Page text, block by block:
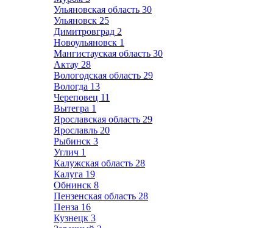
Ульяновская область 30
Ульяновск 25
Димитровград 2
Новоульяновск 1
Мангистауская область 30
Актау 28
Вологодская область 29
Вологда 13
Череповец 11
Вытегра 1
Ярославская область 29
Ярославль 20
Рыбинск 3
Углич 1
Калужская область 28
Калуга 19
Обнинск 8
Пензенская область 28
Пенза 16
Кузнецк 3